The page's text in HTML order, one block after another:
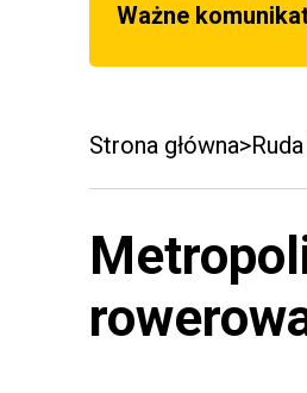
Ważne
Strona główna